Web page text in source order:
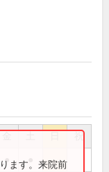
祝
●ます。来院前